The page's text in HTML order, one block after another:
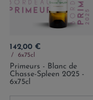
Prix
142,00 €
6x75cl
Primeurs - Blanc de
Chasse-Spleen 2025 -
6x75cl